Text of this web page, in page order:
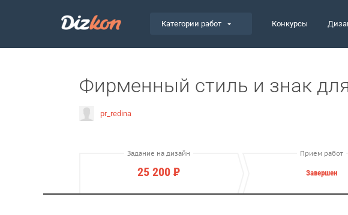
Категории работ Конкурсы
Фирменный стиль и знак
pr_redina
Задание на дизайн
25 200 Р
Прием работ
Завершен